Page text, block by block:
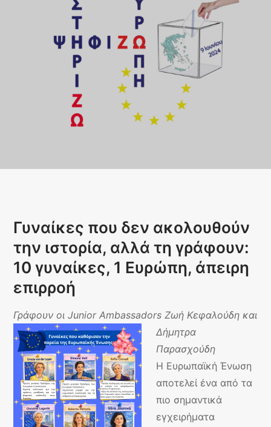
Γυναίκες που δεν ακολουθούν
την ιστορία, αλλά τη γράφουν:
10 γυναίκες, 1 Ευρώπη, άπειρη
επιρροή
Γράφουν οι Junior Ambassadors Ζωή Κεφαλούδη και
Δήμητρα
Παρασχούδη
Η Ευρωπαϊκή Ένωση
αποτελεί ένα από τα
πιο σημαντικά
εγχειρήματα